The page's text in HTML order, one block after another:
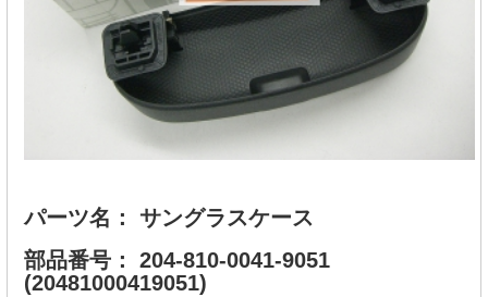
パーツ名： サングラスケース
部品番号： 204-810-0041-9051
(20481000419051)